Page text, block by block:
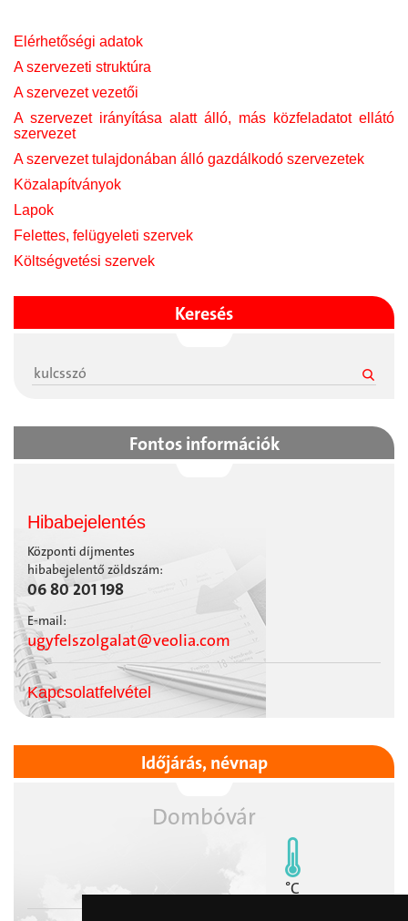
Elérhetőségi adatok
A szervezeti struktúra
A szervezet vezetői
A szervezet irányítása alatt álló, más közfeladatot ellátó
szervezet
A szervezet tulajdonában álló gazdálkodó szervezetek
Közalapítványok
Lapok
Felettes, felügyeleti szervek
Költségvetési szervek
Keresés
Fontos információk
Hibabejelentés
Központi díjmentes
hibabejelentő zöldszám:
06 80 201 198
E-mail:
ugyfelszolgalat@veolia.com
Kapcsolatfelvétel
Időjárás, névnap
Dombóvár
°C